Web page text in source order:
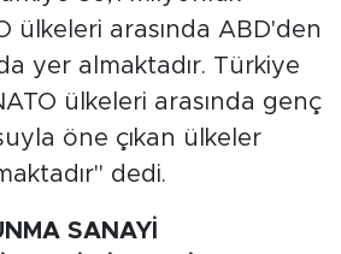
ülkeleri arasında ABD'den
yer almaktadır. Türkiye
ülkeleri arasında genç
öne çıkan ülkeler
dedi.
SANAYİ